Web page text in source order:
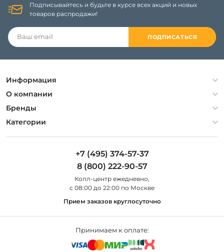
Подписывайтесь и будьте в курсе всех акций и новых
товаров распродажи!
ПОДПИСАТЬСЯ
Информация
Политика конфиденциальности
Гарантия
Оплата и доставка
О компании
О компании
Контакты
Бренды
Artelamp
Категории
Люстры
Уличные светильники
+7 (495) 374-57-37
8 (800) 222-90-57
Колл-центр eжедневно,
с 08:00 до 22:00 по Москве
Прием заказов круглосуточно
Принимаем к оплате: